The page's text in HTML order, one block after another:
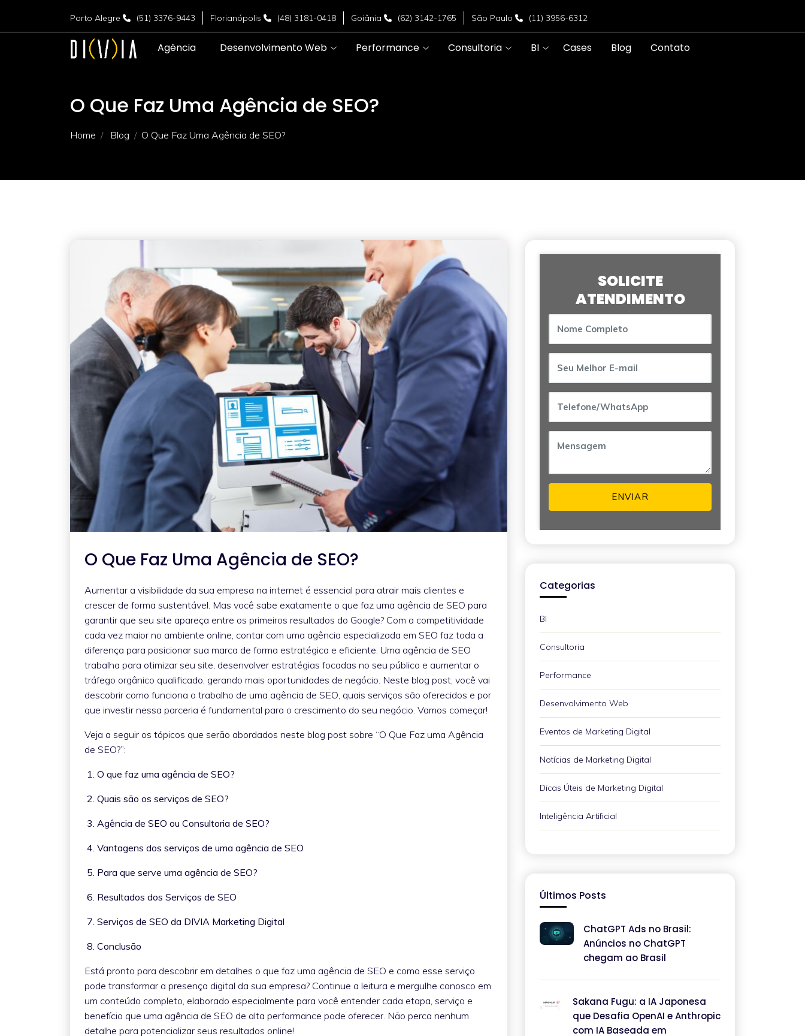
Porto Alegre (51) 3376-9443 Florianópolis (48) 3181-0418 Goiânia (62) 3142-1765 São Paulo (11) 3956-6312
Agência Desenvolvimento Web Performance Consultoria BI Cases Blog Contato
O Que Faz Uma Agência de SEO?
Home Blog O Que Faz Uma Agência de SEO?
O Que Faz Uma Agência de SEO?
Aumentar a visibilidade da sua empresa na internet é essencial para atrair mais clientes e
crescer de forma sustentável. Mas você sabe exatamente o que faz uma agência de SEO para
garantir que seu site apareça entre os primeiros resultados do Google? Com a competitividade
cada vez maior no ambiente online, contar com uma agência especializada em SEO faz toda a
diferença para posicionar sua marca de forma estratégica e eficiente. Uma agência de SEO
trabalha para otimizar seu site, desenvolver estratégias focadas no seu público e aumentar o
tráfego orgânico qualificado, gerando mais oportunidades de negócio. Neste blog post, você vai
descobrir como funciona o trabalho de uma agência de SEO, quais serviços são oferecidos e por
que investir nessa parceria é fundamental para o crescimento do seu negócio. Vamos começar!
Veja a seguir os tópicos que serão abordados neste blog post sobre “O Que Faz uma Agência
de SEO?”:
1. O que faz uma agência de SEO?
2. Quais são os serviços de SEO?
3. Agência de SEO ou Consultoria de SEO?
4. Vantagens dos serviços de uma agência de SEO
5. Para que serve uma agência de SEO?
6. Resultados dos Serviços de SEO
7. Serviços de SEO da DIVIA Marketing Digital
8. Conclusão
Está pronto para descobrir em detalhes o que faz uma agência de SEO e como esse serviço
pode transformar a presença digital da sua empresa? Continue a leitura e mergulhe conosco em
um conteúdo completo, elaborado especialmente para você entender cada etapa, serviço e
benefício que uma agência de SEO de alta performance pode oferecer. Não perca nenhum
detalhe para potencializar seus resultados online!
SOLICITE
ATENDIMENTO
ENVIAR
Categorias
BI
Consultoria
Performance
Desenvolvimento Web
Eventos de Marketing Digital
Notícias de Marketing Digital
Dicas Úteis de Marketing Digital
Inteligência Artificial
Últimos Posts
ChatGPT Ads no Brasil:
Anúncios no ChatGPT
chegam ao Brasil
Sakana Fugu: a IA Japonesa
que Desafia OpenAI e Anthropic
com IA Baseada em